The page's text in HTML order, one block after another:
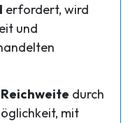
erfordert, wird
und
durch
mit